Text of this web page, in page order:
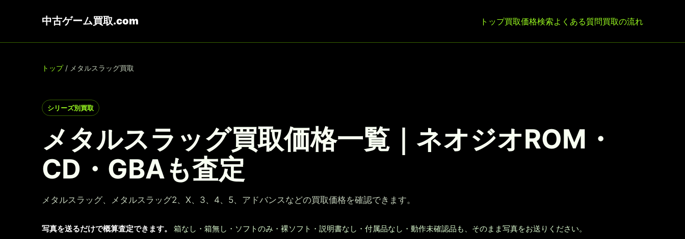
中古ゲーム買取.com トップ買取価格検索よくある質問買取の流れ
トップ/ メタルスラッグ買取
シリーズ別買取
メタルスラッグ買取価格一覧｜ネオジオROM・
CD・GBAも査定
メタルスラッグ、メタルスラッグ2、X、3、4、5、アドバンスなどの買取価格を確認できます。
写真を送るだけで概算査定できます。 箱なし・箱無し・ソフトのみ・裸ソフト・説明書なし・付属品なし・動作未確認品も、そのまま写真をお送りください。